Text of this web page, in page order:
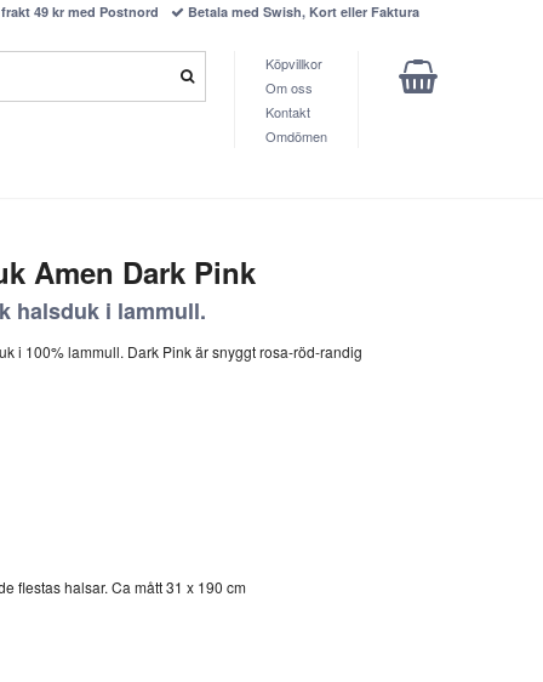
Amen Dark Pink
halsduk i lammull.
i 100% lammull. Dark Pink är snyggt rosa-röd-randig
flestas halsar. Ca mått 31 x 190 cm
49 kr med Postnord Betala med Swish, Kort eller Faktura
Köpvillkor
Om oss
Kontakt
Omdömen